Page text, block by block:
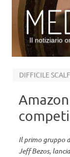
Il notiziario
DIFFICILE
Il primo gruppo
Jeff Bezos,